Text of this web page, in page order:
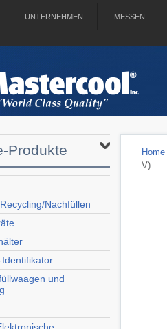
UNTERNEHMEN MESSEN
Produkte
Nachfüllen
und
Home
V)